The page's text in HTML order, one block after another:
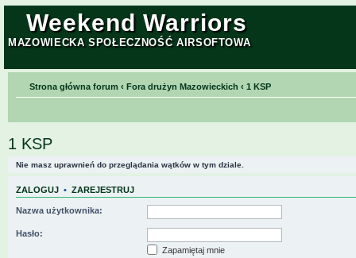
Weekend Warriors
MAZOWIECKA SPOŁECZNOŚĆ AIRSOFTOWA
Strona główna forum ‹ Fora drużyn Mazowieckich ‹ 1 KSP
1 KSP
Nie masz uprawnień do przeglądania wątków w tym dziale.
ZALOGUJ • ZAREJESTRUJ
Nazwa użytkownika:
Hasło:
Zapamiętaj mnie